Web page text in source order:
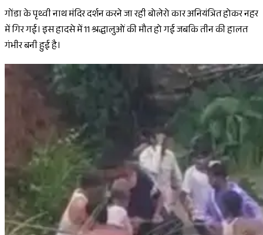
गोंडा के पृथ्वी नाथ मंदिर दर्शन करने जा रही बोलेरो कार अनियंत्रित होकर नहर
में गिर गई। इस हादसे में 11 श्रद्धालुओं की मौत हो गई जबकि तीन की हालत
गंभीर बनी हुई है।